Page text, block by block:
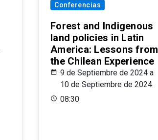
Conferencias
Forest and Indigenous
land policies in Latin
America: Lessons from
the Chilean Experience
9 de Septiembre de 2024 a
10 de Septiembre de 2024
08:30